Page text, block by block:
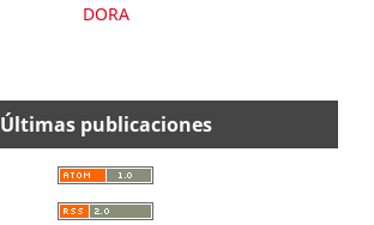
DORA
Últimas publicaciones